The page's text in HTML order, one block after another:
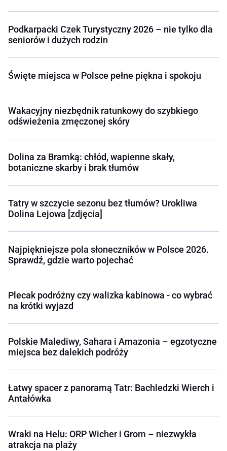
Podkarpacki Czek Turystyczny 2026 – nie tylko dla
seniorów i dużych rodzin
Święte miejsca w Polsce pełne piękna i spokoju
Wakacyjny niezbędnik ratunkowy do szybkiego
odświeżenia zmęczonej skóry
Dolina za Bramką: chłód, wapienne skały,
botaniczne skarby i brak tłumów
Tatry w szczycie sezonu bez tłumów? Urokliwa
Dolina Lejowa [zdjęcia]
Najpiękniejsze pola słoneczników w Polsce 2026.
Sprawdź, gdzie warto pojechać
Plecak podróżny czy walizka kabinowa - co wybrać
na krótki wyjazd
Polskie Malediwy, Sahara i Amazonia – egzotyczne
miejsca bez dalekich podróży
Łatwy spacer z panoramą Tatr: Bachledzki Wierch i
Antałówka
Wraki na Helu: ORP Wicher i Grom – niezwykła
atrakcja na plaży